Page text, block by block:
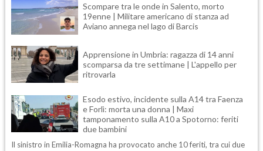
Scompare tra le onde in Salento, morto
19enne | Militare americano di stanza ad
Aviano annega nel lago di Barcis
Apprensione in Umbria: ragazza di 14 anni
scomparsa da tre settimane | L'appello per
ritrovarla
Esodo estivo, incidente sulla A14 tra Faenza
e Forlì: morta una donna | Maxi
tamponamento sulla A10 a Spotorno: feriti
due bambini
Il sinistro in Emilia-Romagna ha provocato anche 10 feriti, tra cui due